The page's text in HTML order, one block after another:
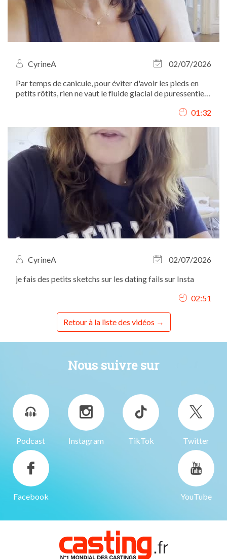
CyrineA
02/07/2026
Par temps de canicule, pour éviter d'avoir les pieds en
petits rôtits, rien ne vaut le fluide glacial de puressentiel.
01:32
CyrineA
02/07/2026
je fais des petits sketchs sur les dating fails sur Insta
02:51
Retour à la liste des vidéos
Nous suivre sur
Podcast Instagram TikTok Twitter
Facebook YouTube